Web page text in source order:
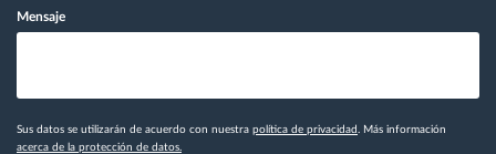
Mensaje
Sus datos se utilizarán de acuerdo con nuestra política de privacidad
. Más información
acerca de la protección de datos.